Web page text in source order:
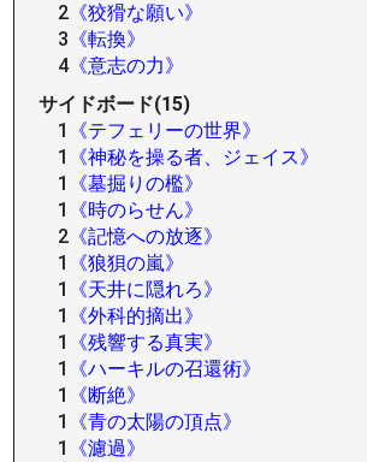
2 《狡猾な願い》
3 《転換》
4 《意志の力》
サイドボード(15)
1
《テフェリーの世界》
1
《神秘を操る者、ジェイス》
1
《墓掘りの檻》
1
《時のらせん》
2 《記憶への放逐》
1
《狼狽の嵐》
1
《天井に隠れろ》
1
《外科的摘出》
1
《残響する真実》
1
《ハーキルの召還術》
1
《断絶》
1
《青の太陽の頂点》
1
《濾過》